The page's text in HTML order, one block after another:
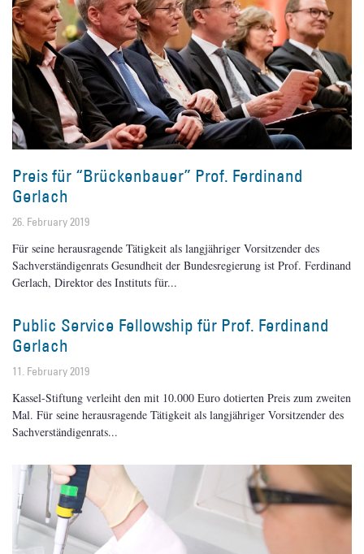
Preis für “Brückenbauer” Prof. Ferdinand
Gerlach
26. February 2019
Für seine herausragende Tätigkeit als langjähriger Vorsitzender des
Sachverständigenrats Gesundheit der Bundesregierung ist Prof. Ferdinand
Gerlach, Direktor des Instituts für
Public Service Fellowship für Prof. Ferdinand
Gerlach
11. February 2019
Kassel-Stiftung verleiht den mit 10.000 Euro dotierten Preis zum zweiten
Mal. Für seine herausragende Tätigkeit als langjähriger Vorsitzender des
Sachverständigenrats